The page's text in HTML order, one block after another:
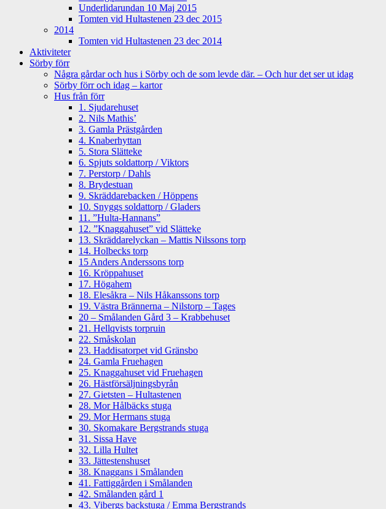
Underlidarundan 10 Maj 2015
Tomten vid Hultastenen 23 dec 2015
2014
Tomten vid Hultastenen 23 dec 2014
Aktiviteter
Sörby förr
Några gårdar och hus i Sörby och de som levde där. – Och hur det ser ut idag
Sörby förr och idag – kartor
Hus från förr
1. Sjudarehuset
2. Nils Mathis’
3. Gamla Prästgården
4. Knaberhyttan
5. Stora Slätteke
6. Spjuts soldattorp / Viktors
7. Perstorp / Dahls
8. Brydestuan
9. Skräddarebacken / Höppens
10. Snyggs soldattorp / Gladers
11. ”Hulta-Hannans”
12. ”Knaggahuset” vid Slätteke
13. Skräddarelyckan – Mattis Nilssons torp
14. Holbecks torp
15 Anders Anderssons torp
16. Kröppahuset
17. Högahem
18. Elesåkra – Nils Håkanssons torp
19. Västra Brännerna – Nilstorp – Tages
20 – Smålanden Gård 3 – Krabbehuset
21. Hellqvists torpruin
22. Småskolan
23. Haddisatorpet vid Gränsbo
24. Gamla Fruehagen
25. Knaggahuset vid Fruehagen
26. Hästförsäljningsbyrån
27. Gietsten – Hultastenen
28. Mor Hålbäcks stuga
29. Mor Hermans stuga
30. Skomakare Bergstrands stuga
31. Sissa Have
32. Lilla Hultet
33. Jättestenshuset
38. Knaggans i Smålanden
41. Fattiggården i Smålanden
42. Smålanden gård 1
43. Vibergs backstuga / Emma Bergstrands